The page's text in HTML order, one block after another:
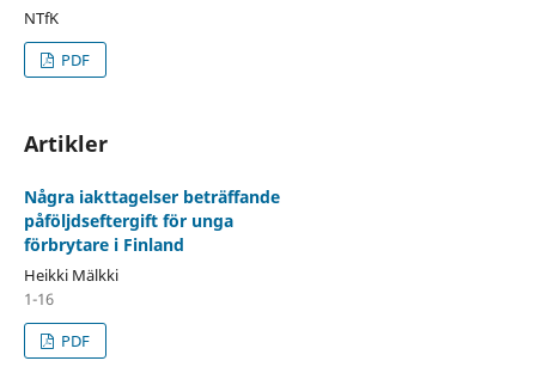
NTfK
PDF
Artikler
Några iakttagelser beträffande
påföljdseftergift för unga
förbrytare i Finland
Heikki Mälkki
1-16
PDF